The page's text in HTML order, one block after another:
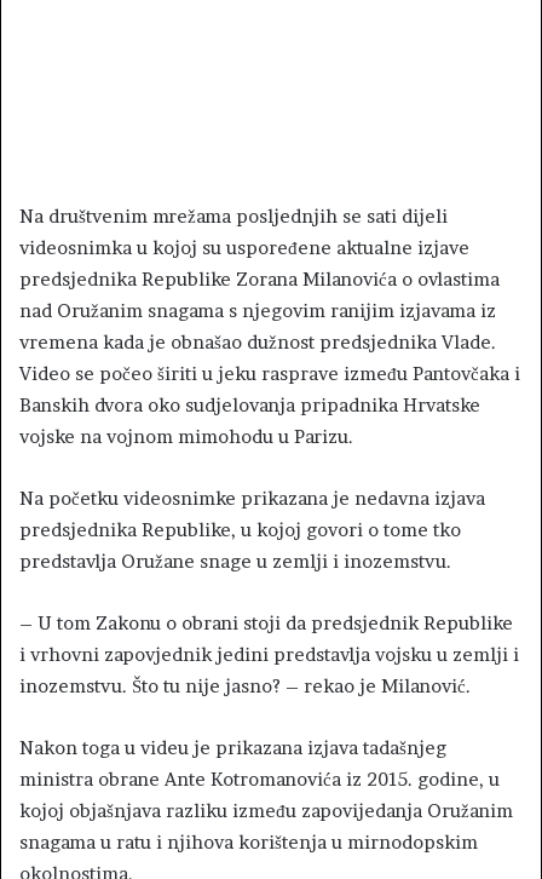
Na društvenim mrežama posljednjih se sati dijeli
videosnimka u kojoj su uspoređene aktualne izjave
predsjednika Republike Zorana Milanovića o ovlastima
nad Oružanim snagama s njegovim ranijim izjavama iz
vremena kada je obnašao dužnost predsjednika Vlade.
Video se počeo širiti u jeku rasprave između Pantovčaka i
Banskih dvora oko sudjelovanja pripadnika Hrvatske
vojske na vojnom mimohodu u Parizu.
Na početku videosnimke prikazana je nedavna izjava
predsjednika Republike, u kojoj govori o tome tko
predstavlja Oružane snage u zemlji i inozemstvu.
– U tom Zakonu o obrani stoji da predsjednik Republike
i vrhovni zapovjednik jedini predstavlja vojsku u zemlji i
inozemstvu. Što tu nije jasno? – rekao je Milanović.
Nakon toga u videu je prikazana izjava tadašnjeg
ministra obrane Ante Kotromanovića iz 2015. godine, u
kojoj objašnjava razliku između zapovijedanja Oružanim
snagama u ratu i njihova korištenja u mirnodopskim
okolnostima.